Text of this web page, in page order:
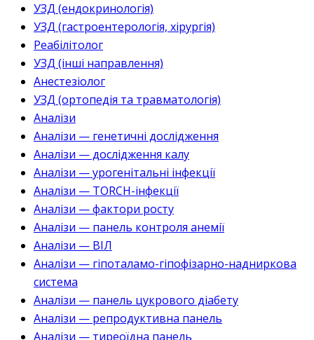
УЗД (ендокринологія)
УЗД (гастроентерологія, хірургія)
Реабілітолог
УЗД (інші направлення)
Анестезіолог
УЗД (ортопедія та травматологія)
Аналізи
Аналізи — генетичні дослідження
Аналізи — дослідження калу
Аналізи — урогенітальні інфекції
Аналізи — TORCH-інфекції
Аналізи — фактори росту
Аналізи — панель контроля анемії
Аналізи — ВІЛ
Аналізи — гіпоталамо-гіпофізарно-надниркова
система
Аналізи — панель цукрового діабету
Аналізи — репродуктивна панель
Аналізи — тиреоїдна панель